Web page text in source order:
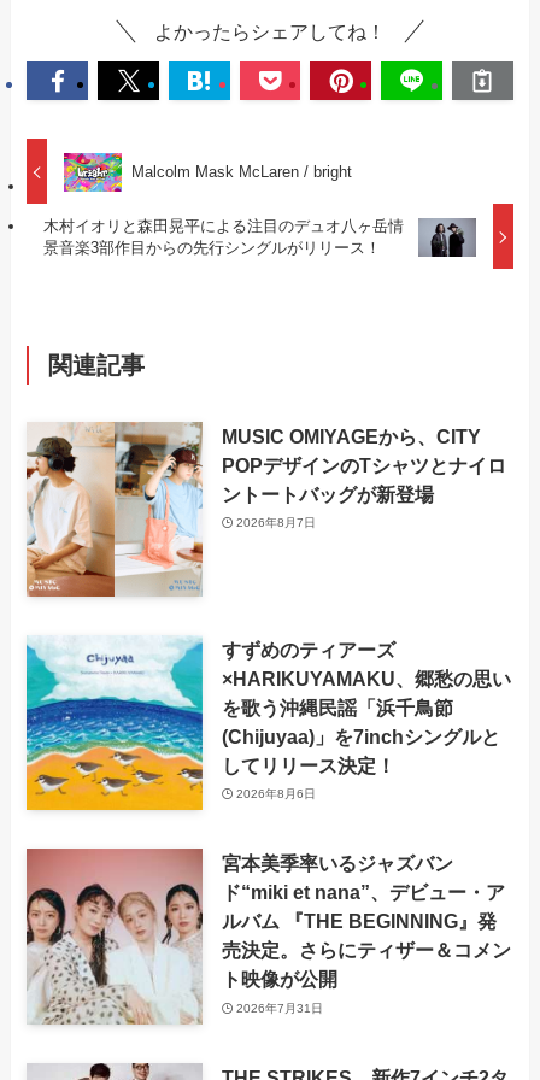
よかったらシェアしてね！
Malcolm Mask McLaren / bright
木村イオリと森田晃平による注目のデュオ八ヶ岳情
景音楽3部作目からの先行シングルがリリース！
関連記事
MUSIC OMIYAGEから、CITY
POPデザインのTシャツとナイロ
ントートバッグが新登場
2026年8月7日
すずめのティアーズ
×HARIKUYAMAKU、郷愁の思い
を歌う沖縄民謡「浜千鳥節
(Chijuyaa)」を7inchシングルと
してリリース決定！
2026年8月6日
宮本美季率いるジャズバン
ド“miki et nana”、デビュー・ア
ルバム 『THE BEGINNING』発
売決定。さらにティザー＆コメン
ト映像が公開
2026年7月31日